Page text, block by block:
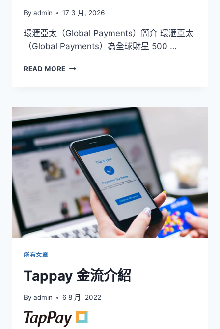
By admin 17 3 月, 2026
環滙亞太（Global Payments）簡介 環滙亞太
（Global Payments）為全球財星 500 …
READ MORE
(GLOBAL
PAYMENTS)
金
流
介
紹
所有文章
Tappay 金流介紹
By admin 6 8 月, 2022